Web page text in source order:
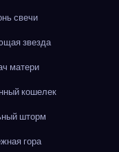
свечи
звезда
матери
кошелек
шторм
гора